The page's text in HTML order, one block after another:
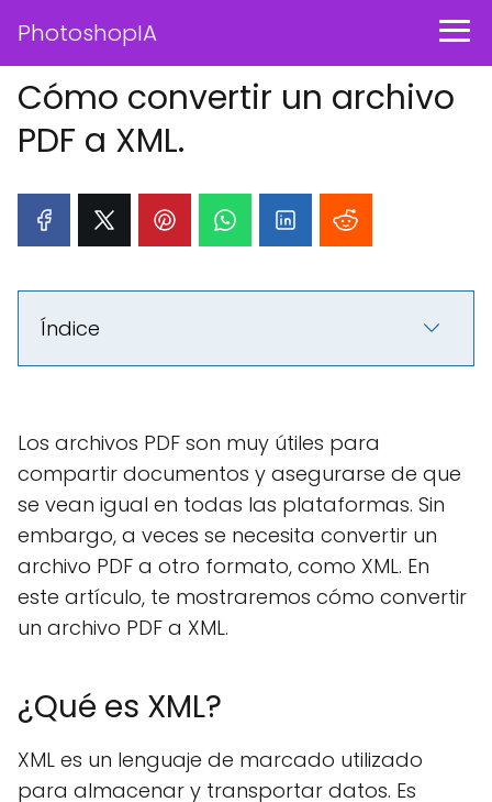
PhotoshopIA
Cómo convertir un archivo
PDF a XML.
Índice
Los archivos PDF son muy útiles para
compartir documentos y asegurarse de que
se vean igual en todas las plataformas. Sin
embargo, a veces se necesita convertir un
archivo PDF a otro formato, como XML. En
este artículo, te mostraremos cómo convertir
un archivo PDF a XML.
¿Qué es XML?
XML es un lenguaje de marcado utilizado
para almacenar y transportar datos. Es